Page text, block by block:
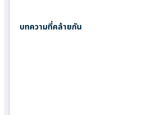
บทความที่คล้ายกัน